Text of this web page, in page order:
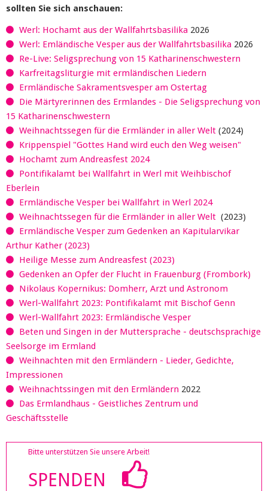
sollten Sie sich anschauen:
Werl: Hochamt aus der Wallfahrtsbasilika 2026
Werl: Emländische Vesper aus der Wallfahrtsbasilika 2026
Re-Live: Seligsprechung von 15 Katharinenschwestern
Karfreitagsliturgie mit ermländischen Liedern
Ermländische Sakramentsvesper am Ostertag
Die Märtyrerinnen des Ermlandes - Die Seligsprechung von
15 Katharinenschwestern
Weihnachtssegen für die Ermländer in aller Welt (2024)
Krippenspiel "Gottes Hand wird euch den Weg weisen"
Hochamt zum Andreasfest 2024
Pontifikalamt bei Wallfahrt in Werl mit Weihbischof
Eberlein
Ermländische Vesper bei Wallfahrt in Werl 2024
Weihnachtssegen für die Ermländer in aller Welt (2023)
Ermländische Vesper zum Gedenken an Kapitularvikar
Arthur Kather (2023)
Heilige Messe zum Andreasfest (2023)
Gedenken an Opfer der Flucht in Frauenburg (Frombork)
Nikolaus Kopernikus: Domherr, Arzt und Astronom
Werl-Wallfahrt 2023: Pontifikalamt mit Bischof Genn
Werl-Wallfahrt 2023: Ermländische Vesper
Beten und Singen in der Muttersprache - deutschsprachige
Seelsorge im Ermland
Weihnachten mit den Ermländern - Lieder, Gedichte,
Impressionen
Weihnachtssingen mit den Ermländern 2022
Das Ermlandhaus - Geistliches Zentrum und
Geschäftsstelle
Bitte unterstützen Sie unsere Arbeit!
SPENDEN